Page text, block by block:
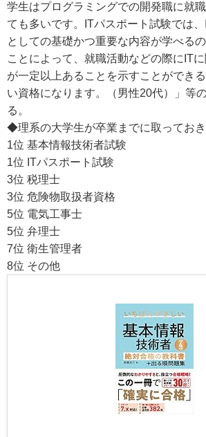
学生はプログラミングでの開発職に就
ても多いです。ITパスポート試験では
としての基礎かつ重要な内容が学べる
ことによって、就職活動などの際にIT
が一定以上あることを示すことができ
い資格になります。（男性20代）」等
る。
◆理系の大学生が卒業までに取ってお
1位 基本情報技術者試験
1位 ITパスポート試験
3位 税理士
3位 危険物取扱者資格
5位 電気工事士
5位 弁理士
7位 衛生管理者
8位 その他